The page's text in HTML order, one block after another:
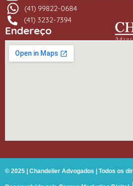
(41) 99822-0684
(41) 3232-7394
Endereço
© 2025 | Chandelier Advogados | Todos os